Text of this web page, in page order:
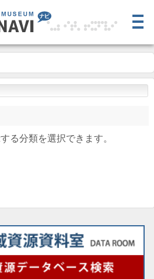
る分類を選択できます。